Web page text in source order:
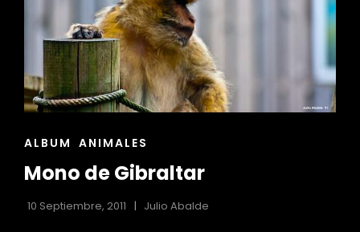
ENLACES
LAS
ALBUM ANIMALES
Mono de Gibraltar
10 Septiembre, 2011 Julio Abalde